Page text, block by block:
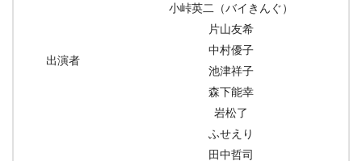
出演者
小峠英二（バイきんぐ）
片山友希
中村優子
池津祥子
森下能幸
岩松了
ふせえり
田中哲司